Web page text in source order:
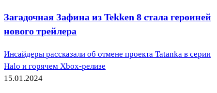
Загадочная Зафина из Tekken 8 стала героиней
нового трейлера
Инсайдеры рассказали об отмене проекта Tatanka в серии
Halo и горячем Xbox-релизе
15.01.2024